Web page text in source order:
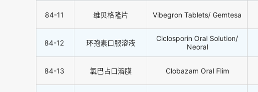
84-11 维贝格隆片 Vibegron Tablets/ Gemtesa
84-12 环孢素口服溶液
Ciclosporin Oral Solution/
Neoral
84-13 氯巴占口溶膜 Clobazam Oral Flim